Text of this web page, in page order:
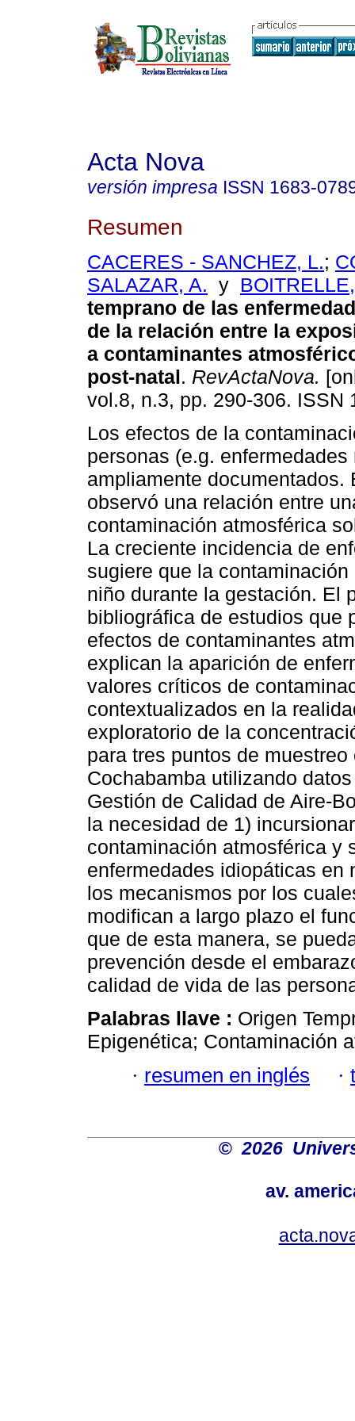
Acta Nova
versión impresa ISSN 1683-
Resumen
CACERES - SANCHEZ, L.;
SALAZAR, A. y
temprano de las
de la relación entre la
a contaminantes
post-natal. RevActaNova.
vol.8, n.3, pp. 290-306. ISSN
Los efectos de la
personas (e.g.
ampliamente
observó una relación entre
contaminación atmosférica
La creciente incidencia de
sugiere que la
niño durante la gestación. El
bibliográfica de estudios que
efectos de contaminantes
explican la aparición de
valores críticos de
contextualizados en la
exploratorio de la
para tres puntos de
Cochabamba utilizando
Gestión de Calidad de Aire-
la necesidad de 1)
contaminación atmosférica y
enfermedades idiopáticas en
los mecanismos por los
modifican a largo plazo el
que de esta manera, se
prevención desde el
calidad de vida de las
Palabras llave : Origen
Epigenética; Contaminación
· resumen en inglés ·
© 2026
av.